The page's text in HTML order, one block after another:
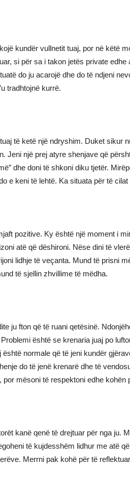
kundër vullnetit tuaj, por në këtë
si për sa i takon jetës private edhe
do ju acarojë dhe do të ndjeni
tradhtojnë kurrë.
të ketë një ndryshim. Duket sikur
Jeni një prej atyre shenjave që
dhe doni të shkoni diku tjetër.
e keni të lehtë. Ka situata për të
pozitive. Ky është një moment i
atë që dëshironi. Nëse dini të
lidhje të veçanta. Mund të prisni
të sjellin zhvillime të mëdha.
ju fton që të ruani qetësinë.
është se krenaria juaj po
është normale që të jeni kundër
do të jenë krenarë dhe të
por mësoni të respektoni edhe kohën
kanë qenë të drejtuar për nga ju.
të kujdesshëm lidhur me atë
Merrni pak kohë për të